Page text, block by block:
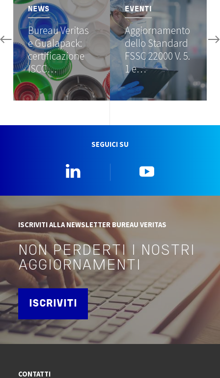
NEWS
Bureau Veritas
e Gualapack:
certificazione
ISCC…
EVENTI
Aggiornamento
dello Standard
FSSC 22000 V. 5.
1 e…
SEGUICI SU
ISCRIVITI ALLA NEWSLETTER BUREAU VERITAS
NON PERDERTI I NOSTRI
AGGIORNAMENTI
ISCRIVITI
CONTATTI